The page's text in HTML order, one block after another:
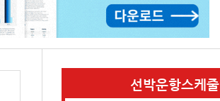
선박운항스케줄